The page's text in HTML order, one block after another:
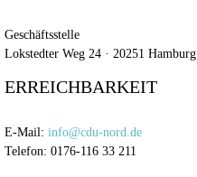
Geschäftsstelle
Lokstedter Weg 24 · 20251 Hamburg
ERREICHBARKEIT
E-Mail: info@cdu-nord.de
Telefon: 0176-116 33 211